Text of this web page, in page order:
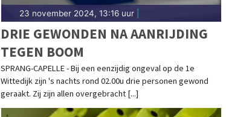
23 november 2024, 13:16 uur|
DRIE GEWONDEN NA AANRIJDING
TEGEN BOOM
SPRANG-CAPELLE - Bij een eenzijdig ongeval op de 1e
Wittedijk zijn 's nachts rond 02.00u drie personen gewond
geraakt. Zij zijn allen overgebracht [...]